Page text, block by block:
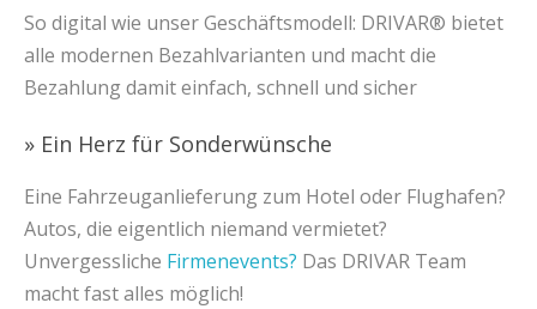
So digital wie unser Geschäftsmodell: DRIVAR® bietet
alle modernen Bezahlvarianten und macht die
Bezahlung damit einfach, schnell und sicher
» Ein Herz für Sonderwünsche
Eine Fahrzeuganlieferung zum Hotel oder Flughafen?
Autos, die eigentlich niemand vermietet?
Unvergessliche Firmenevents? Das DRIVAR Team
macht fast alles möglich!